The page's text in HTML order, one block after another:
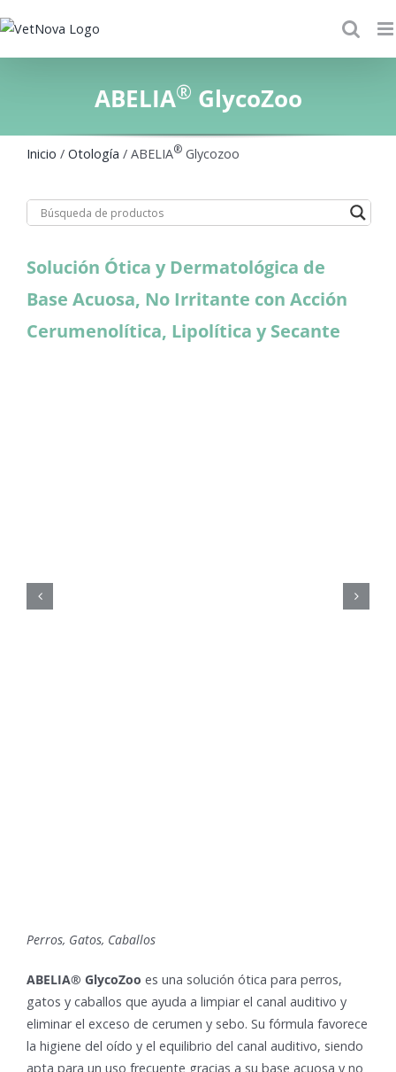
to
content
ABELIA® GlycoZoo
Inicio / Otología / ABELIA® Glycozoo
Solución Ótica y Dermatológica de
Base Acuosa, No Irritante con Acción
Cerumenolítica, Lipolítica y Secante
Perros, Gatos, Caballos
ABELIA® GlycoZoo es una solución ótica para perros,
gatos y caballos que ayuda a limpiar el canal auditivo y
eliminar el exceso de cerumen y sebo. Su fórmula favorece
la higiene del oído y el equilibrio del canal auditivo, siendo
apta para un uso frecuente gracias a su base acuosa y no